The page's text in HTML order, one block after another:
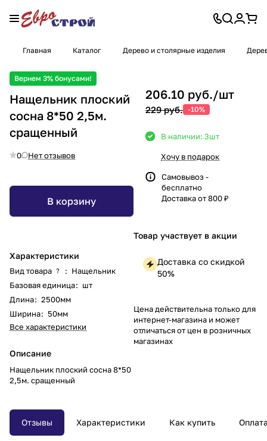
Главная Каталог Дерево и столярные изделия
Вернем 3% бонусами!
Нащельник плоский
сосна 8*50 2,5м.
сращенный
0 Нет отзывов
В корзину
Характеристики
Вид товара ? : Нащельник
Базовая единица: шт
Длина: 2500мм
Ширина: 50мм
Все характеристики
Описание
Нащельник плоский сосна 8*50
2,5м. сращенный
206.10 руб./шт
229 руб. -10%
В наличии: 3шт
Хочу в подарок
Самовывоз -
бесплатно
Доставка от 800 ₽
Товар участвует в акции
Доставка со скидкой
50%
Цена действительна только для
интернет-магазина и может
отличаться от цен в розничных
магазинах
Отзывы Характеристики Как купить